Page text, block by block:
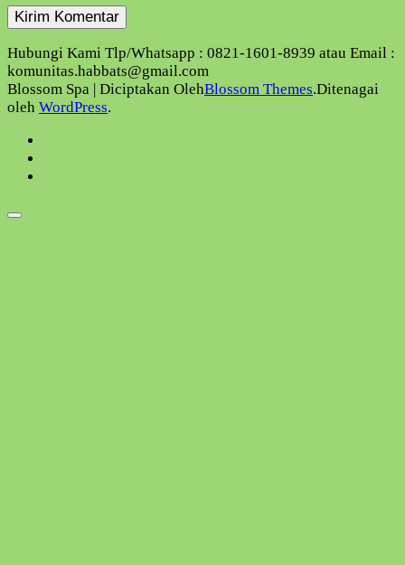
Hubungi Kami Tlp/Whatsapp : 0821-1601-8939 atau Email :
komunitas.habbats@gmail.com
Blossom Spa | Diciptakan OlehBlossom Themes.Ditenagai
oleh WordPress.